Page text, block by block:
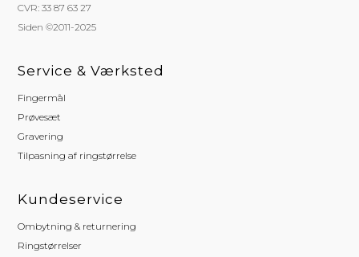
CVR: 33 87 63 27
Siden ©2011-2025
Service & Værksted
Fingermål
Prøvesæt
Gravering
Tilpasning af ringstørrelse
Kundeservice
Ombytning & returnering
Ringstørrelser